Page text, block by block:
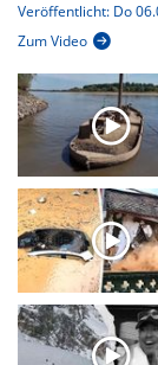
Veröffentlicht: Do
Zum Video